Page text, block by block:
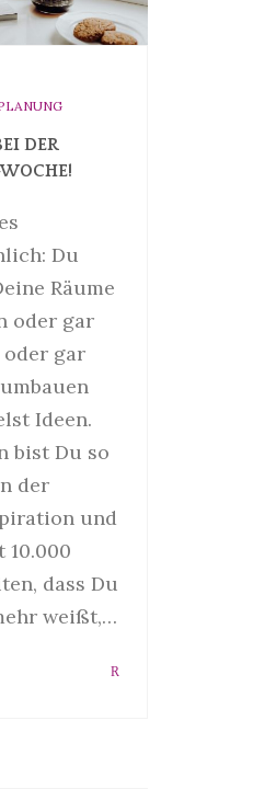
DER
Du
Räume
oder gar
gar
Ideen.
bist Du so
der
und
10.000
dass Du
weißt,…